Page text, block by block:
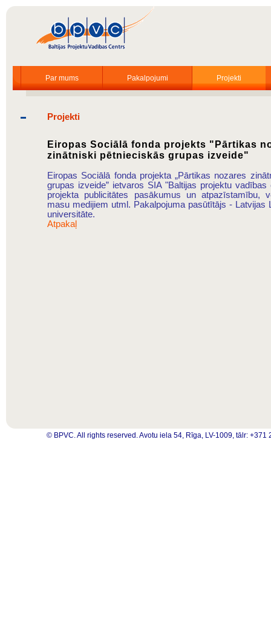
Par mums Pakalpojumi Projekti
Projekti
Eiropas Sociālā fonda projekts "Pārtikas
zinātniski pētnieciskās grupas izveide"
Eiropas Sociālā fonda projekta „Pārtikas nozares
grupas izveide” ietvaros SIA "Baltijas projektu vadības
projekta publicitātes pasākumus un atpazīstamību,
masu medijiem utml. Pakalpojuma pasūtītājs - Latvijas
universitāte.
Atpakaļ
© BPVC. All rights reserved. Avotu iela 54, Rīga, LV-1009, tālr: